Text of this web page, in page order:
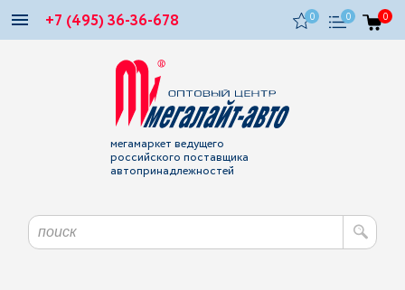
+7 (495) 36-36-678 0 0 0
мегамаркет ведущего
российского поставщика
автопринадлежностей